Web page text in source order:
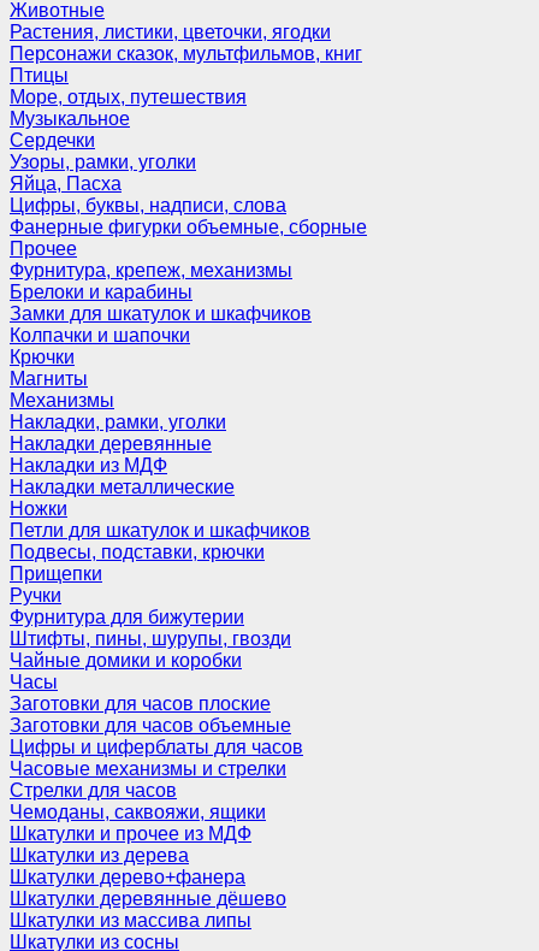
Животные
Растения, листики, цветочки, ягодки
Персонажи сказок, мультфильмов, книг
Птицы
Море, отдых, путешествия
Музыкальное
Сердечки
Узоры, рамки, уголки
Яйца, Пасха
Цифры, буквы, надписи, слова
Фанерные фигурки объемные, сборные
Прочее
Фурнитура, крепеж, механизмы
Брелоки и карабины
Замки для шкатулок и шкафчиков
Колпачки и шапочки
Крючки
Магниты
Механизмы
Накладки, рамки, уголки
Накладки деревянные
Накладки из МДФ
Накладки металлические
Ножки
Петли для шкатулок и шкафчиков
Подвесы, подставки, крючки
Прищепки
Ручки
Фурнитура для бижутерии
Штифты, пины, шурупы, гвозди
Чайные домики и коробки
Часы
Заготовки для часов плоские
Заготовки для часов объемные
Цифры и циферблаты для часов
Часовые механизмы и стрелки
Стрелки для часов
Чемоданы, саквояжи, ящики
Шкатулки и прочее из МДФ
Шкатулки из дерева
Шкатулки дерево+фанера
Шкатулки деревянные дёшево
Шкатулки из массива липы
Шкатулки из сосны